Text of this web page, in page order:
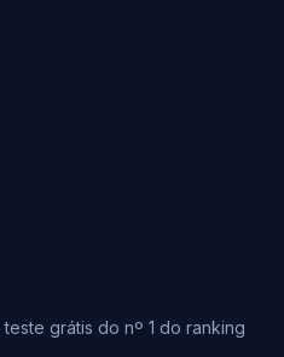
grátis do nº 1 do ranking